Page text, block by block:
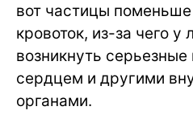
вот частицы
кровоток, из-за чего у
возникнуть
сердцем и другими
органами.